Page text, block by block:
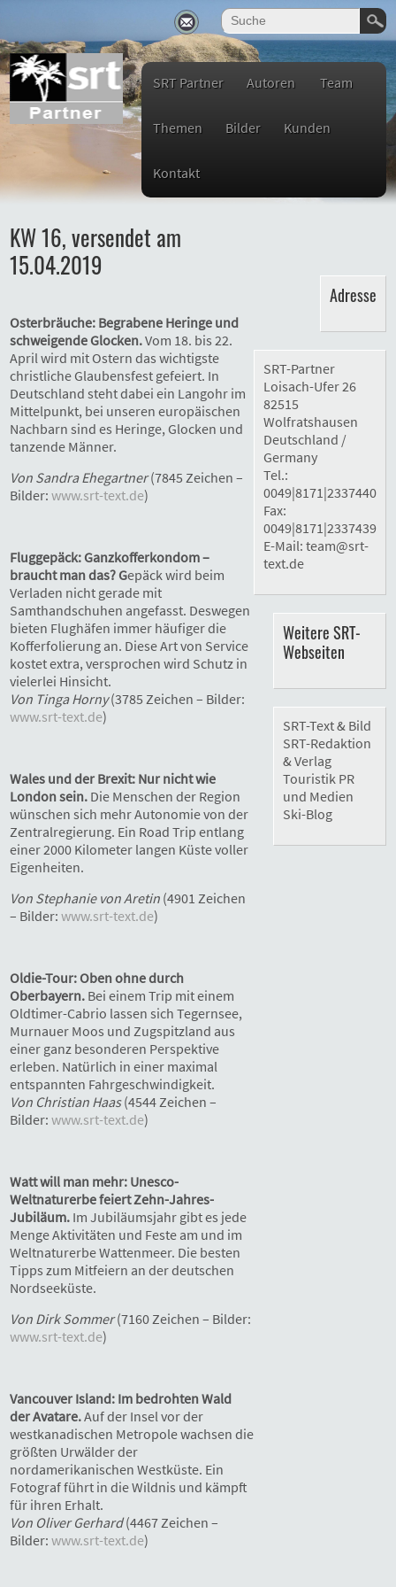
SRT Partner Autoren Team
Themen Bilder Kunden
Kontakt
KW 16, versendet am
15.04.2019
Osterbräuche: Begrabene Heringe und
schweigende Glocken.Vom 18. bis 22.
April wird mit Ostern das wichtigste
christliche Glaubensfest gefeiert. In
Deutschland steht dabei ein Langohr im
Mittelpunkt, bei unseren europäischen
Nachbarn sind es Heringe, Glocken und
tanzende Männer.
Von Sandra Ehegartner(7845 Zeichen –
Bilder: www.srt-text.de)
Fluggepäck: Ganzkofferkondom –
braucht man das? Gepäck wird beim
Verladen nicht gerade mit
Samthandschuhen angefasst. Deswegen
bieten Flughäfen immer häufiger die
Kofferfolierung an. Diese Art von Service
kostet extra, versprochen wird Schutz in
vielerlei Hinsicht.
Von Tinga Horny(3785 Zeichen – Bilder:
www.srt-text.de)
Wales und der Brexit: Nur nicht wie
London sein. Die Menschen der Region
wünschen sich mehr Autonomie von der
Zentralregierung. Ein Road Trip entlang
einer 2000 Kilometer langen Küste voller
Eigenheiten.
Von Stephanie von Aretin (4901 Zeichen
– Bilder: www.srt-text.de)
Oldie-Tour: Oben ohne durch
Oberbayern. Bei einem Trip mit einem
Oldtimer-Cabrio lassen sich Tegernsee,
Murnauer Moos und Zugspitzland aus
einer ganz besonderen Perspektive
erleben. Natürlich in einer maximal
entspannten Fahrgeschwindigkeit.
Von Christian Haas(4544 Zeichen –
Bilder: www.srt-text.de)
Watt will man mehr: Unesco-
Weltnaturerbe feiert Zehn-Jahres-
Jubiläum. Im Jubiläumsjahr gibt es jede
Menge Aktivitäten und Feste am und im
Weltnaturerbe Wattenmeer. Die besten
Tipps zum Mitfeiern an der deutschen
Nordseeküste.
Von Dirk Sommer(7160 Zeichen – Bilder:
www.srt-text.de)
Vancouver Island: Im bedrohten Wald
der Avatare.Auf der Insel vor der
westkanadischen Metropole wachsen die
größten Urwälder der
nordamerikanischen Westküste. Ein
Fotograf führt in die Wildnis und kämpft
für ihren Erhalt.
Von Oliver Gerhard(4467 Zeichen –
Bilder: www.srt-text.de)
Adresse
SRT-Partner
Loisach-Ufer 26
82515
Wolfratshausen
Deutschland /
Germany
Tel.:
0049|8171|2337440
Fax:
0049|8171|2337439
E-Mail: team@srt-
text.de
Weitere SRT-
Webseiten
SRT-Text & Bild
SRT-Redaktion
& Verlag
Touristik PR
und Medien
Ski-Blog